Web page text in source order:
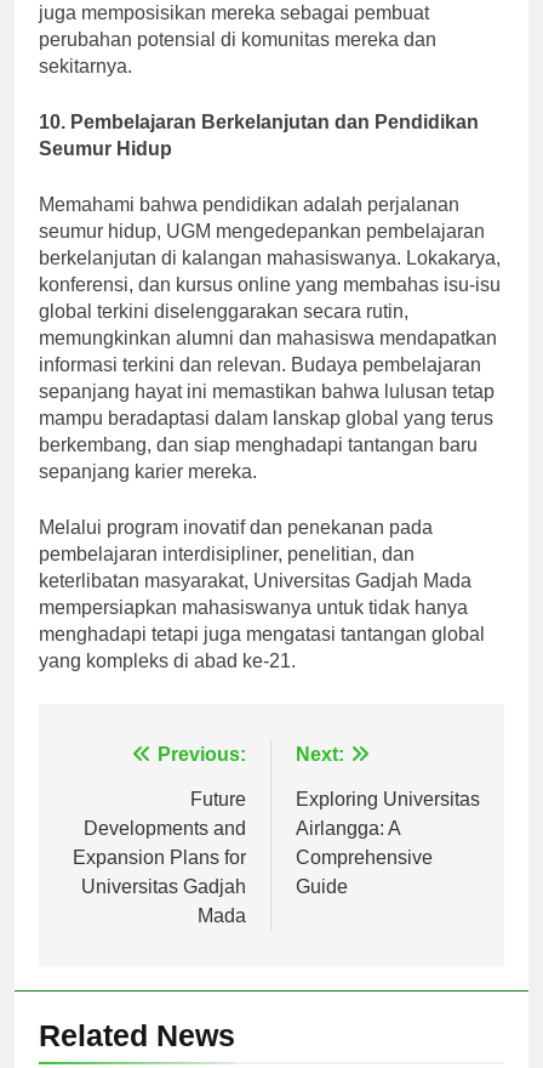
juga memposisikan mereka sebagai pembuat
perubahan potensial di komunitas mereka dan
sekitarnya.
10. Pembelajaran Berkelanjutan dan Pendidikan
Seumur Hidup
Memahami bahwa pendidikan adalah perjalanan
seumur hidup, UGM mengedepankan pembelajaran
berkelanjutan di kalangan mahasiswanya. Lokakarya,
konferensi, dan kursus online yang membahas isu-isu
global terkini diselenggarakan secara rutin,
memungkinkan alumni dan mahasiswa mendapatkan
informasi terkini dan relevan. Budaya pembelajaran
sepanjang hayat ini memastikan bahwa lulusan tetap
mampu beradaptasi dalam lanskap global yang terus
berkembang, dan siap menghadapi tantangan baru
sepanjang karier mereka.
Melalui program inovatif dan penekanan pada
pembelajaran interdisipliner, penelitian, dan
keterlibatan masyarakat, Universitas Gadjah Mada
mempersiapkan mahasiswanya untuk tidak hanya
menghadapi tetapi juga mengatasi tantangan global
yang kompleks di abad ke-21.
NavigasiPrevious:
Future
Developments and
Expansion Plans for
Universitas Gadjah
Mada
Next:
Exploring Universitas
Airlangga: A
Comprehensive
Guide
Related News